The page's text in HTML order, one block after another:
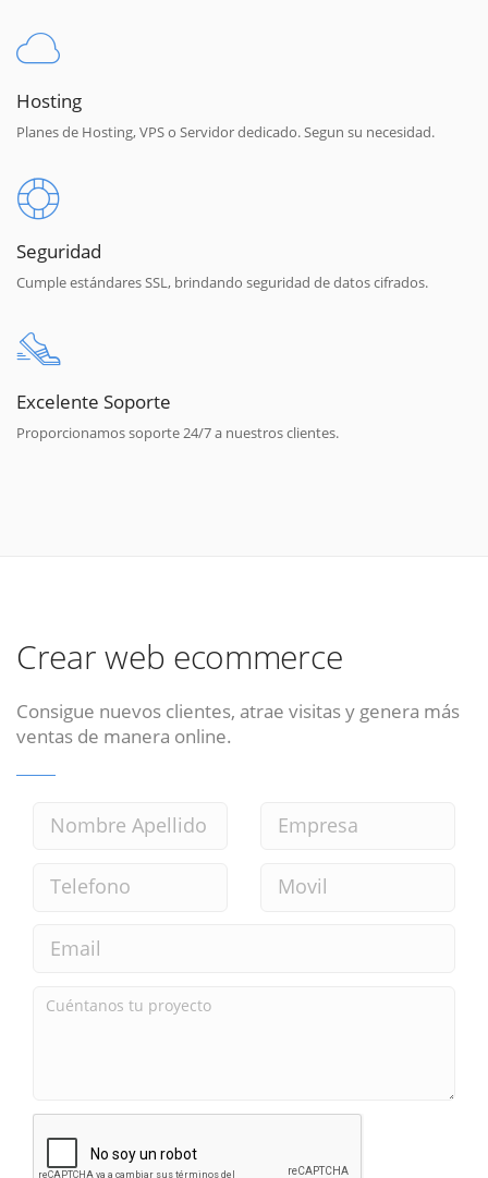
Hosting
Planes de Hosting, VPS o Servidor dedicado. Segun su necesidad.
Seguridad
Cumple estándares SSL, brindando seguridad de datos cifrados.
Excelente Soporte
Proporcionamos soporte 24/7 a nuestros clientes.
Crear web ecommerce
Consigue nuevos clientes, atrae visitas y genera más
ventas de manera online.